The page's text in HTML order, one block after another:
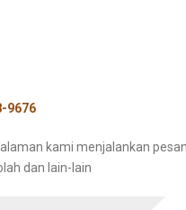
9676
kami menjalankan
dan lain-lain